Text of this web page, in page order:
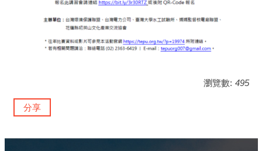
瀏覽數: 495
分享